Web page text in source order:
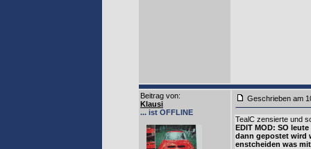
Beitrag von:
Klausi
... ist OFFLINE
Geschrieben am
TealC zensierte und
EDIT MOD: SO
dann gepostet wird
enstcheiden was